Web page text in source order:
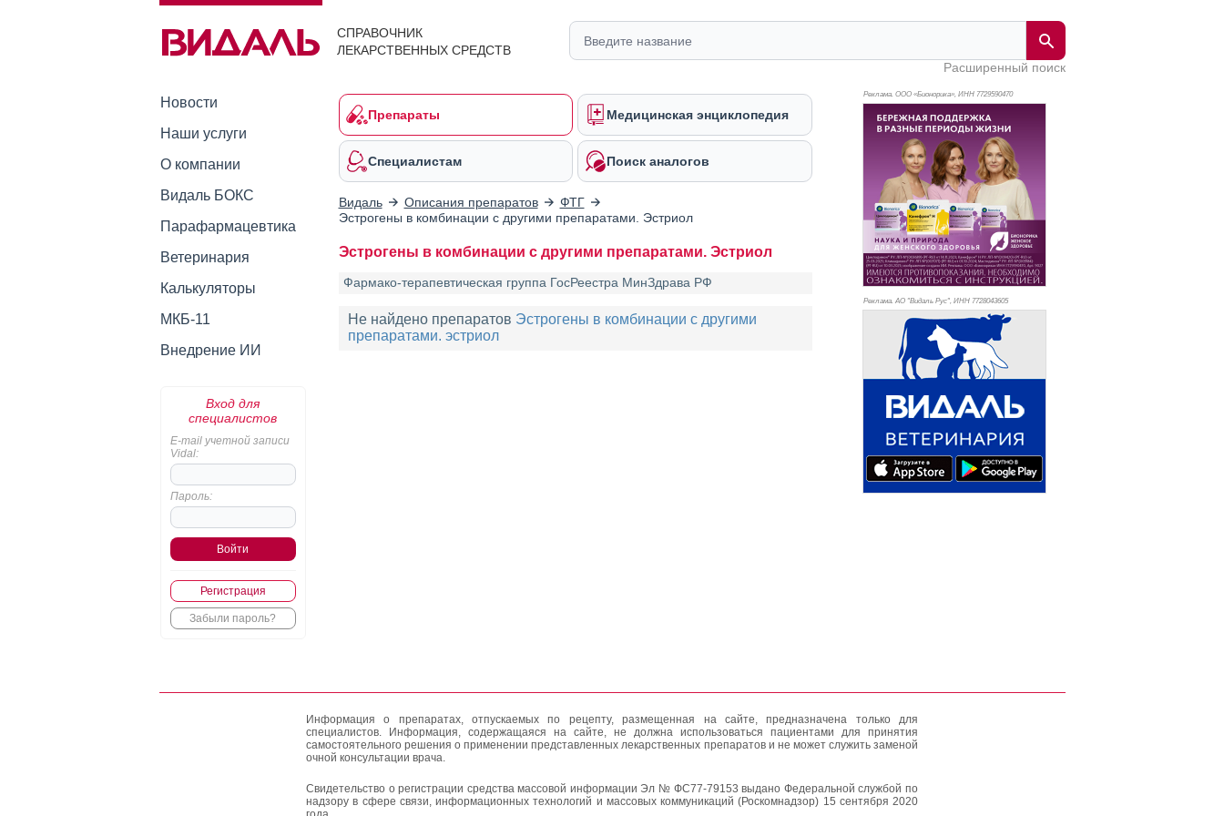
СПРАВОЧНИК
ЛЕКАРСТВЕННЫХ СРЕДСТВ
Расширенный поиск
Новости
Наши услуги
О компании
Видаль БОКС
Парафармацевтика
Ветеринария
Калькуляторы
МКБ-11
Внедрение ИИ
Вход для
специалистов
E-mail учетной записи
Vidal:
Пароль:
Регистрация
Забыли пароль?
Препараты Медицинская энциклопедия
Специалистам Поиск аналогов
Видаль Описания препаратов
ФТГ
Эстрогены в комбинации с другими препаратами. Эстриол
Эстрогены в комбинации с другими препаратами. Эстриол
Фармако-терапевтическая группа ГосРеестра МинЗдрава РФ
Не найдено препаратов Эстрогены в комбинации с другими
препаратами. эстриол
Реклама. ООО «Бионорика», ИНН 7729590470
Реклама. АО "Видаль Рус", ИНН 7728043605
Информация о препаратах, отпускаемых по рецепту, размещенная на сайте, предназначена только для
специалистов. Информация, содержащаяся на сайте, не должна использоваться пациентами для принятия
самостоятельного решения о применении представленных лекарственных препаратов и не может служить заменой
очной консультации врача.
Свидетельство о регистрации средства массовой информации Эл № ФС77-79153 выдано Федеральной службой по
надзору в сфере связи, информационных технологий и массовых коммуникаций (Роскомнадзор) 15 сентября 2020